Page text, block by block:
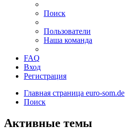
Поиск
Пользователи
Наша команда
FAQ
Вход
Регистрация
Главная страница euro-som.de
Поиск
Активные темы